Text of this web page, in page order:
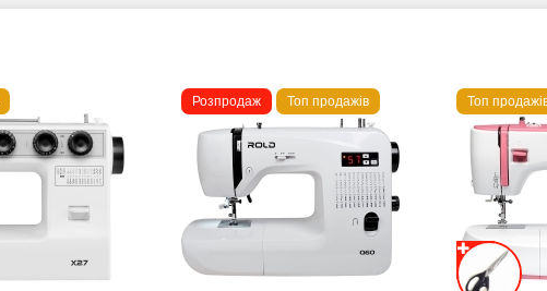
Розпродаж Топ продажів Топ